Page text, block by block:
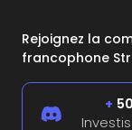
Rejoignez la
francophone
+